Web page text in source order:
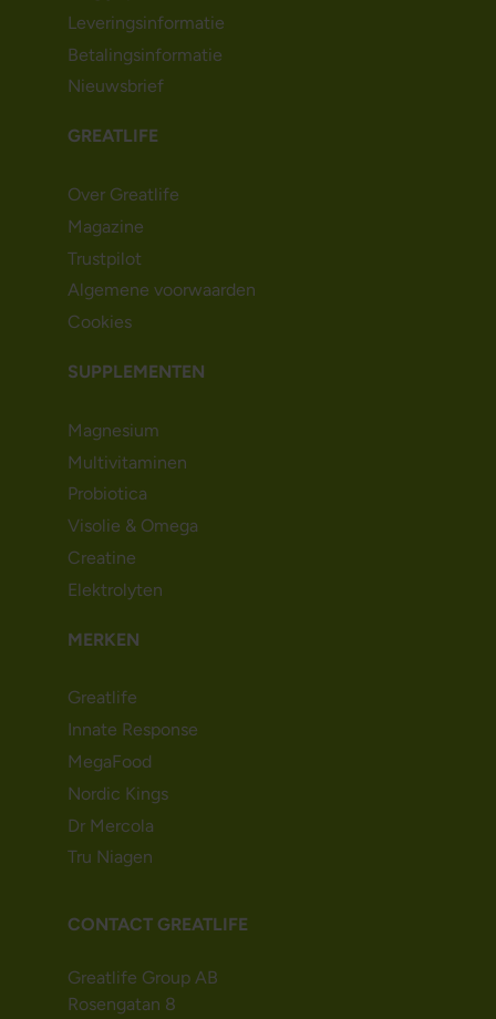
Leveringsinformatie
Betalingsinformatie
Nieuwsbrief
GREATLIFE
Over Greatlife
Magazine
Trustpilot
Algemene voorwaarden
Cookies
SUPPLEMENTEN
Magnesium
Multivitaminen
Probiotica
Visolie & Omega
Creatine
Elektrolyten
MERKEN
Greatlife
Innate Response
MegaFood
Nordic Kings
Dr Mercola
Tru Niagen
CONTACT GREATLIFE
Greatlife Group AB
Rosengatan 8